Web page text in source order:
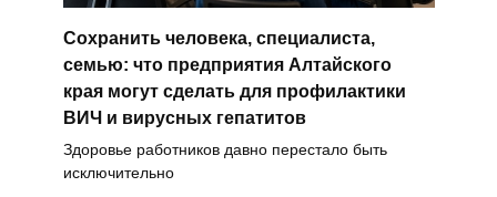
Сохранить человека, специалиста,
семью: что предприятия Алтайского
края могут сделать для профилактики
ВИЧ и вирусных гепатитов
Здоровье работников давно перестало быть
исключительно